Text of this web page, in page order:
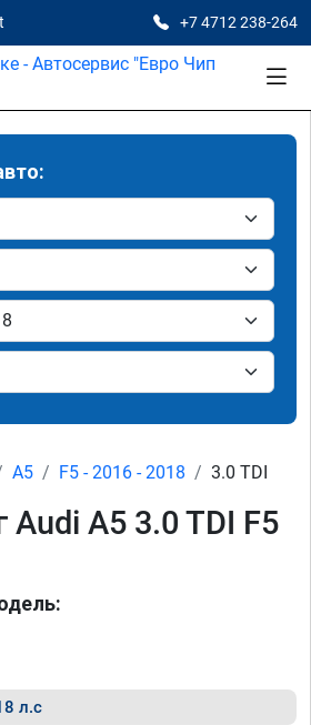
+7 4712 238-264
A5 F5 - 2016 - 2018 3.0 TDI
A5 3.0 TDI F5
л.с